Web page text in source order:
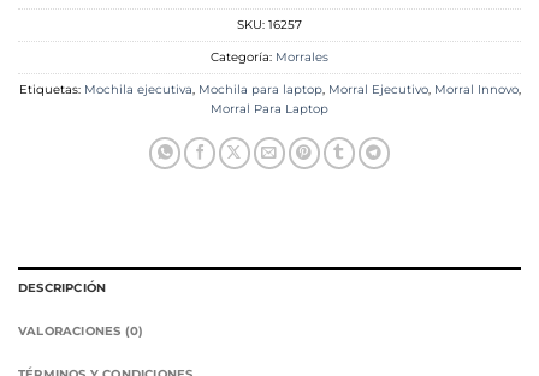
SKU: 16257
Categoría: Morrales
Etiquetas: Mochila ejecutiva, Mochila para laptop, Morral Ejecutivo, Morral Innovo,
Morral Para Laptop
DESCRIPCIÓN
VALORACIONES (0)